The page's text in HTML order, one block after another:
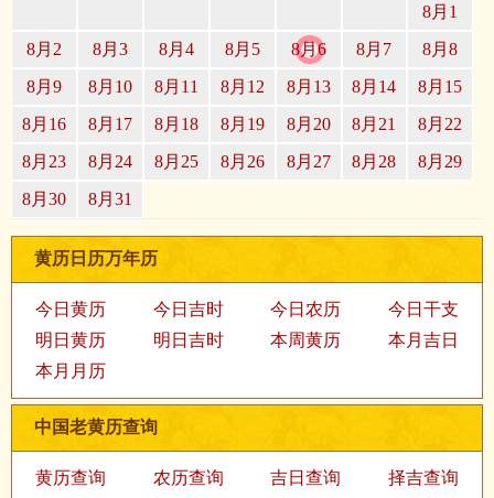
8月1
8月2
8月3 8月4 8月5 8月6 8月7
8月8
8月9
8月10 8月11 8月12 8月13 8月14
8月15
8月16
8月17 8月18 8月19 8月20 8月21
8月22
8月23
8月24 8月25 8月26 8月27 8月28
8月29
8月30
8月31
黄历日历万年历
今日黄历 今日吉时 今日农历
今日干支
明日黄历
明日吉时 本周黄历
本月吉日
本月月历
中国老黄历查询
黄历查询 农历查询 吉日查询
择吉查询